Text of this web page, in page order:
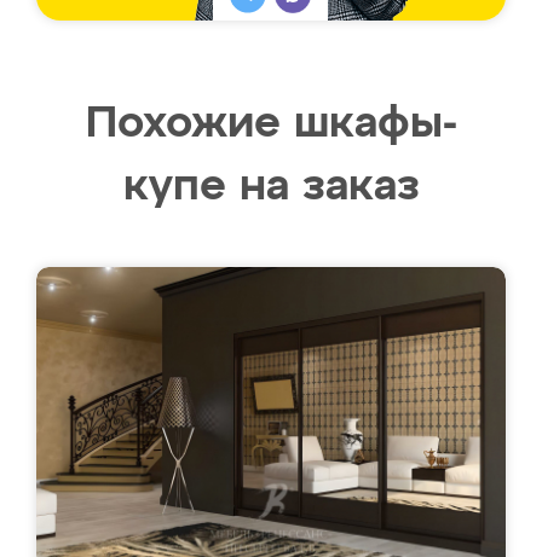
Похожие шкафы-
купе на заказ